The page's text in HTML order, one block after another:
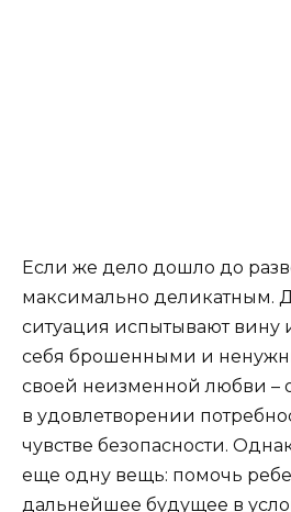
Если же дело дошло до
максимально деликатным.
ситуация испытывают вину
себя брошенными и
своей неизменной любви –
в удовлетворении
чувстве безопасности.
еще одну вещь: помочь
дальнейшее будущее в